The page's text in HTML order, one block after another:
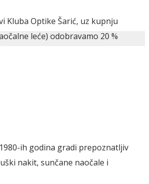
Kluba Optike Šarić, uz kupnju
leće) odobravamo 20 %
ih godina gradi prepoznatljiv
nakit, sunčane naočale i